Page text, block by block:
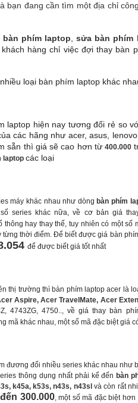
bạn đang cần tìm một địa chỉ
bàn phím laptop,sửa bàn phím
hàng chỉ việc đợi thay bàn
loại bàn phím laptop khác
laptop hiện nay tương đối rẻ so
các hãng như acer, asus,
sẵn thì giá sẽ cao hơn từ 400.000
laptop các loại
máy khác nhau như dòng bàn phím
series khác nữa, về cơ bản giá
hay thay thế, tuy nhiên có một
từng thời điểm. Để biết được giá bàn
để được biết giá tốt nhất
thị trường thì bàn phím laptop acer là
Aspire, Acer TravelMate, Acer
4743ZG, 4750.., về giá thay bàn
mã khác nhau, một số mã đặc biệt giá
đương đối nhiều series khác nhau như
thông dụng nhất phải kể đến bàn
k45a, k53s, n43s, n43sl và còn rất
300.000, một số mã đặc biệt